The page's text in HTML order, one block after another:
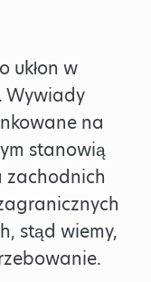
ukłon w
Wywiady
na
stanowią
zachodnich
stąd wiemy,